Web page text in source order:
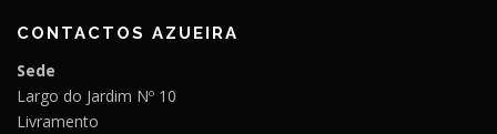
CONTACTOS AZUEIRA
Sede
Largo do Jardim Nº 10
Livramento